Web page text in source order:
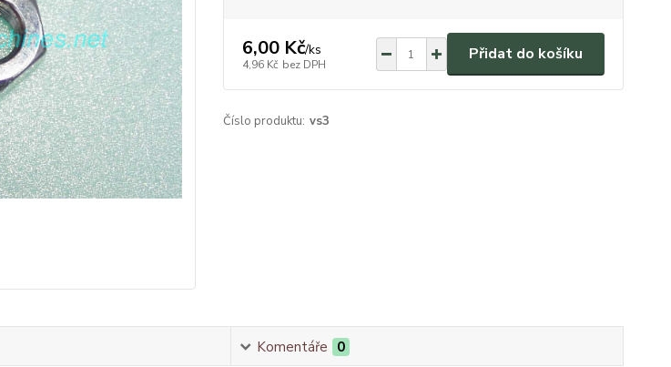
6,00 Kč/ks
4,96 Kč bez DPH
Přidat do košíku
Číslo produktu: vs3
Komentáře 0